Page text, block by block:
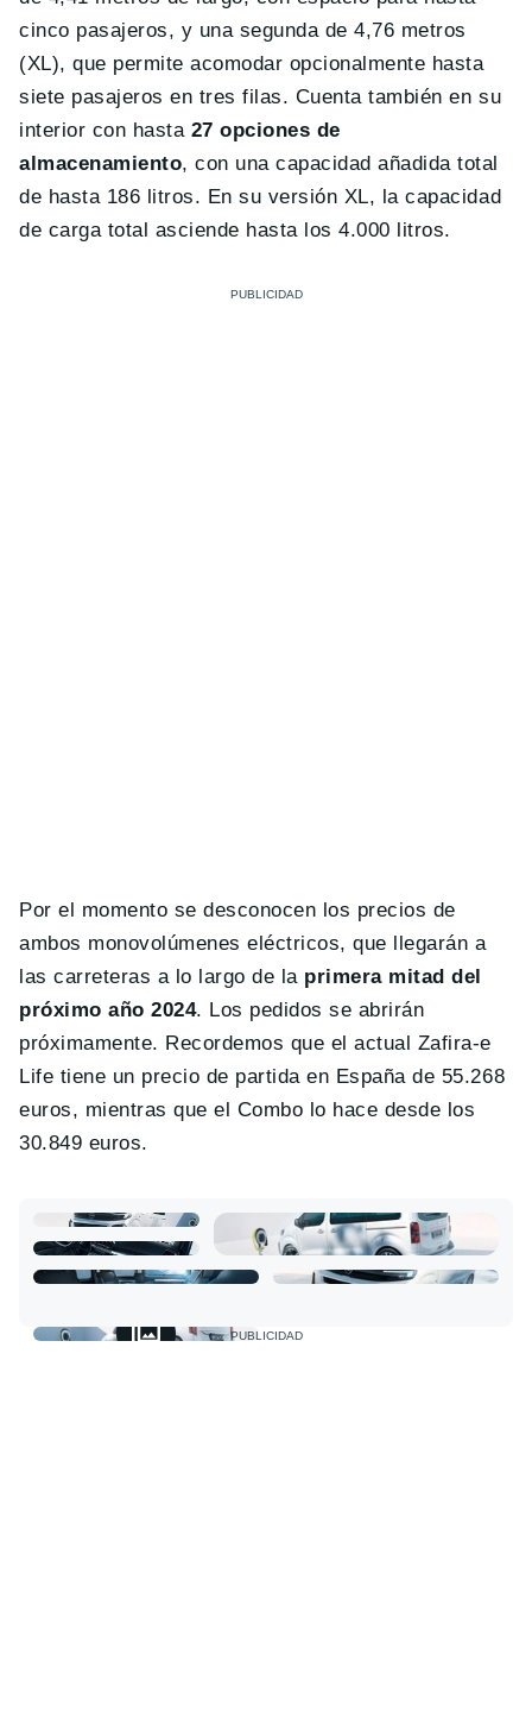
cinco pasajeros, y una segunda de 4,76 metros
(XL), que permite acomodar opcionalmente hasta
siete pasajeros en tres filas. Cuenta también en su
interior con hasta 27 opciones de
almacenamiento, con una capacidad añadida total
de hasta 186 litros. En su versión XL, la capacidad
de carga total asciende hasta los 4.000 litros.
Por el momento se desconocen los precios de
ambos monovolúmenes eléctricos, que llegarán a
las carreteras a lo largo de la primera mitad del
próximo año 2024. Los pedidos se abrirán
próximamente. Recordemos que el actual Zafira-e
Life tiene un precio de partida en España de 55.268
euros, mientras que el Combo lo hace desde los
30.849 euros.